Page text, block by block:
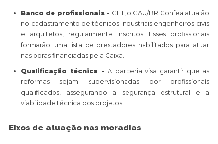
Banco de profissionais - CFT, o CAU/BR Confea atuarão
no cadastramento de técnicos industriais engenheiros civis
e arquitetos, regularmente inscritos. Esses profissionais
formarão uma lista de prestadores habilitados para atuar
nas obras financiadas pela Caixa.
Qualificação técnica -A parceria visa garantir que as
reformas sejam supervisionadas por profissionais
qualificados, assegurando a segurança estrutural e a
viabilidade técnica dos projetos.
Eixos de atuação nas moradias